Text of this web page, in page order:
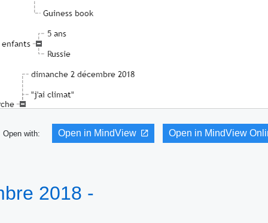
Open with: Open in MindView Open in MindView
2018 -